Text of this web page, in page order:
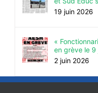
19 juin 2026
«
en grève le 9
2 juin 2026